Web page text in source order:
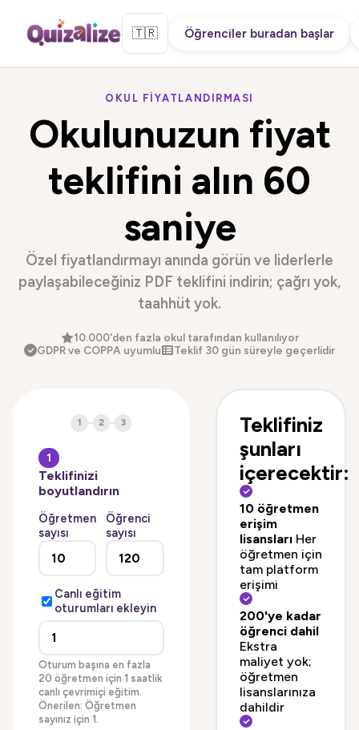
🇹🇷 Öğrenciler buradan başlar
OKUL FIYATLANDIRMASI
Okulunuzun fiyat
teklifini alın 60
saniye
Özel fiyatlandırmayı anında görün ve liderlerle
paylaşabileceğiniz PDF teklifini indirin; çağrı yok,
taahhüt yok.
10.000'den fazla okul tarafından kullanılıyor
GDPR ve COPPA uyumlu
Teklif 30 gün süreyle geçerlidir
1 2 3
1
Teklifinizi
boyutlandırın
Öğretmen
sayısı
Öğrenci
sayısı
Canlı eğitim
oturumları ekleyin
Oturum başına en fazla
20 öğretmen için 1 saatlik
canlı çevrimiçi eğitim.
Önerilen: Öğretmen
sayınız için 1.
Teklifiniz
şunları
içerecektir:
10 öğretmen
erişim
lisansları Her
öğretmen için
tam platform
erişimi
200'ye kadar
öğrenci dahil
Ekstra
maliyet yok;
öğretmen
lisanslarınıza
dahildir